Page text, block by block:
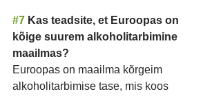
#7 Kas teadsite, et Euroopas on
kõige suurem alkoholitarbimine
maailmas?
Euroopas on maailma kõrgeim
alkoholitarbimise tase, mis koos